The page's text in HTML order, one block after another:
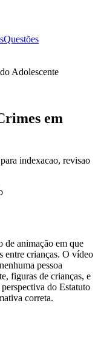
Questões
Adolescente
em
indexacao, revisao
de animação em que
entre crianças. O vídeo
pessoa
figuras de crianças, e
do Estatuto
correta.